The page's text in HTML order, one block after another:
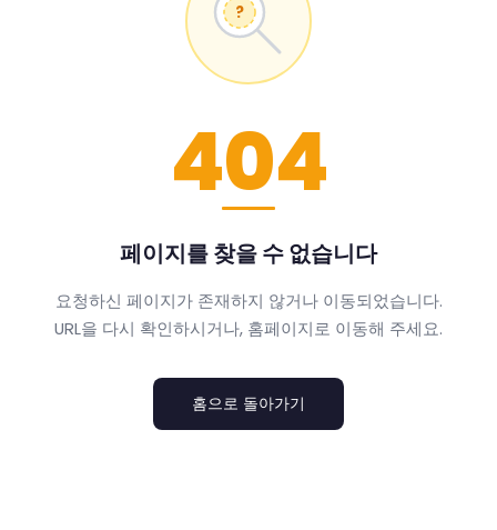
?
404
페이지를 찾을 수 없습니다
요청하신 페이지가 존재하지 않거나 이동되었습니다.
URL을 다시 확인하시거나, 홈페이지로 이동해 주세요.
홈으로 돌아가기